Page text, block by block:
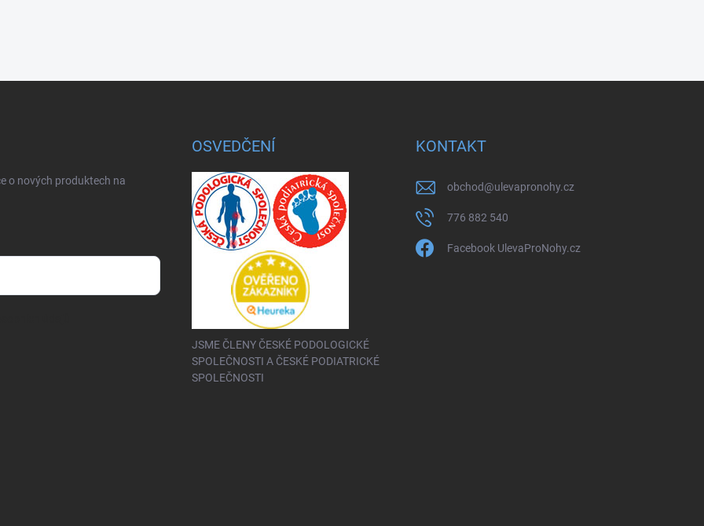
o nových produktech na
OSVEDČENÍ
JSME ČLENY ČESKÉ PODOLOGICKÉ
SPOLEČNOSTI A ČESKÉ PODIATRICKÉ
SPOLEČNOSTI
KONTAKT
obchod@ulevapronohy.cz
776 882 540
Facebook UlevaProNohy.cz